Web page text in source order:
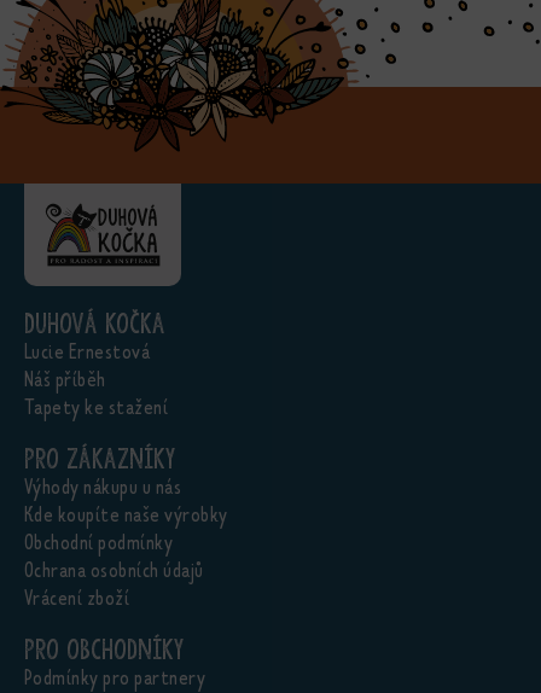
Duhová kočka
Lucie Ernestová
Náš příběh
Tapety ke stažení
Pro zákazníky
Výhody nákupu u nás
Kde koupíte naše výrobky
Obchodní podmínky
Ochrana osobních údajů
Vrácení zboží
Pro obchodníky
Podmínky pro partnery